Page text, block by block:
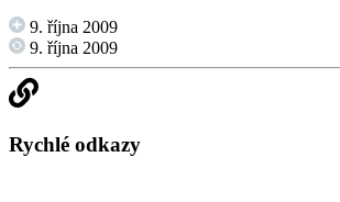
9. října 2009
9. října 2009
Rychlé odkazy